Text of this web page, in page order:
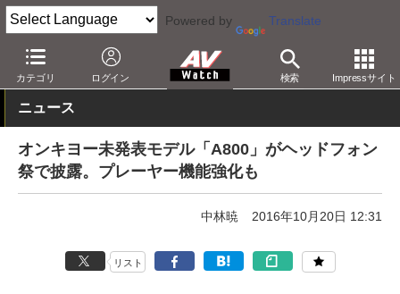
Powered by Translate
カテゴリ ログイン 検索 Impressサイト
AV Watch イベント ヘッドフォン祭 2016秋
ニュース
オンキヨー未発表モデル「A800」がヘッドフォン
祭で披露。プレーヤー機能強化も
中林暁 2016年10月20日 12:31
リスト